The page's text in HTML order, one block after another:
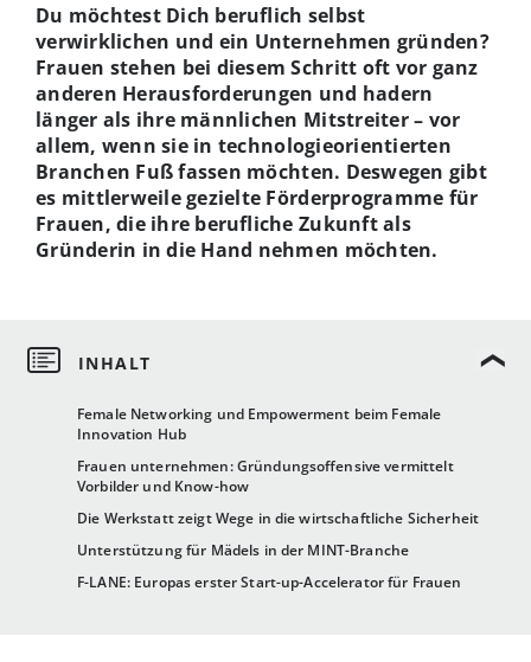
Female Networking und Empowerment beim Female
Innovation Hub
Frauen unternehmen: Gründungsoffensive vermittelt
Vorbilder und Know-how
Die Werkstatt zeigt Wege in die wirtschaftliche Sicherheit
Unterstützung für Mädels in der MINT-Branche
F-LANE: Europas erster Start-up-Accelerator für Frauen
Du möchtest Dich beruflich selbst
verwirklichen und ein Unternehmen gründen?
Frauen stehen bei diesem Schritt oft vor ganz
anderen Herausforderungen und hadern
länger als ihre männlichen Mitstreiter – vor
allem, wenn sie in technologieorientierten
Branchen Fuß fassen möchten. Deswegen gibt
es mittlerweile gezielte Förderprogramme für
Frauen, die ihre berufliche Zukunft als
Gründerin in die Hand nehmen möchten.